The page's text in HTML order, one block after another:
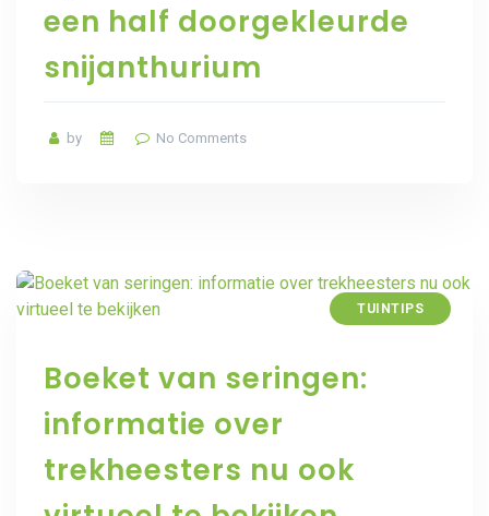
een half doorgekleurde
snijanthurium
by No Comments
TUINTIPS
Boeket van seringen:
informatie over
trekheesters nu ook